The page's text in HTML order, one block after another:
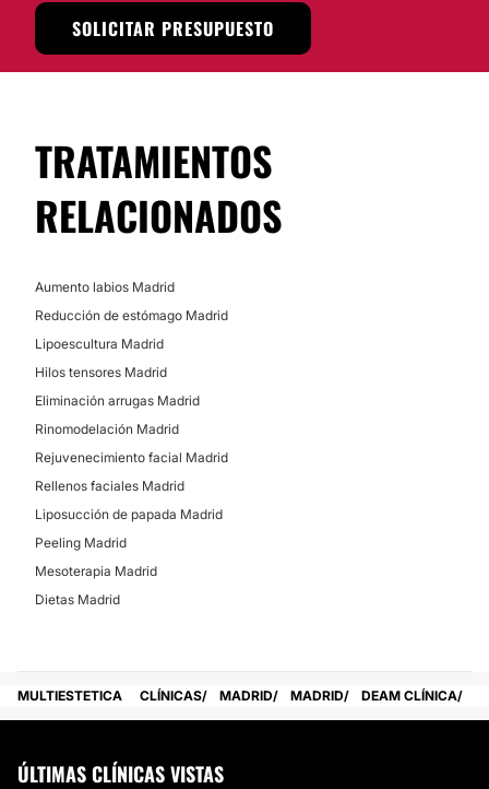
SOLICITAR PRESUPUESTO
TRATAMIENTOS
RELACIONADOS
Aumento labios Madrid
Reducción de estómago Madrid
Lipoescultura Madrid
Hilos tensores Madrid
Eliminación arrugas Madrid
Rinomodelación Madrid
Rejuvenecimiento facial Madrid
Rellenos faciales Madrid
Liposucción de papada Madrid
Peeling Madrid
Mesoterapia Madrid
Dietas Madrid
MULTIESTETICA CLÍNICAS MADRID MADRID DEAM CLÍNICA
ÚLTIMAS CLÍNICAS VISTAS